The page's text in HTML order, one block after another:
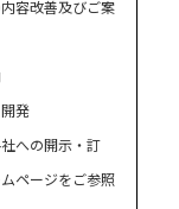
容改善及びご案
開発
への開示・訂
ページをご参照